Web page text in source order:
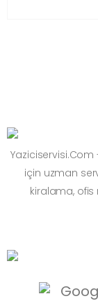
Yaziciservisi.Com
için uzman
kiralama, ofis